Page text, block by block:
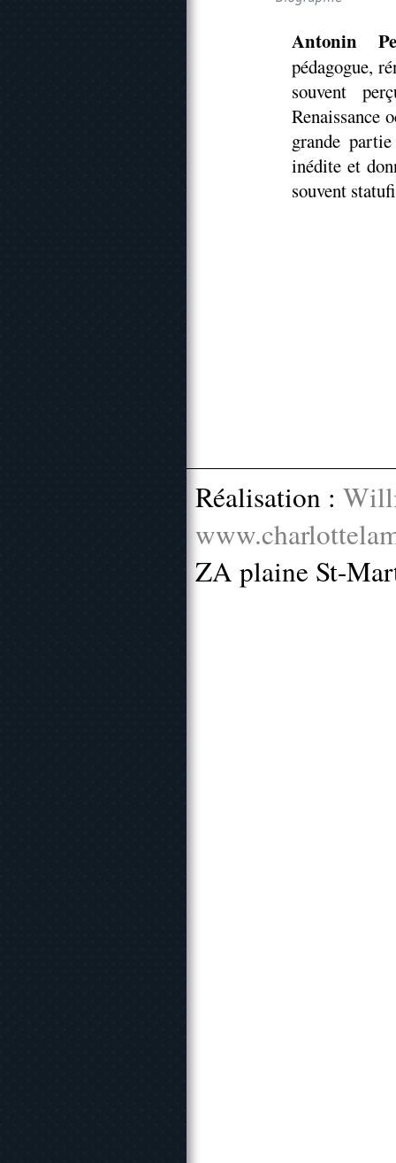
Antonin
pédagogue,
souvent
Renaissance
grande
inédite et
souvent
Réalisation :
ZA plaine St-